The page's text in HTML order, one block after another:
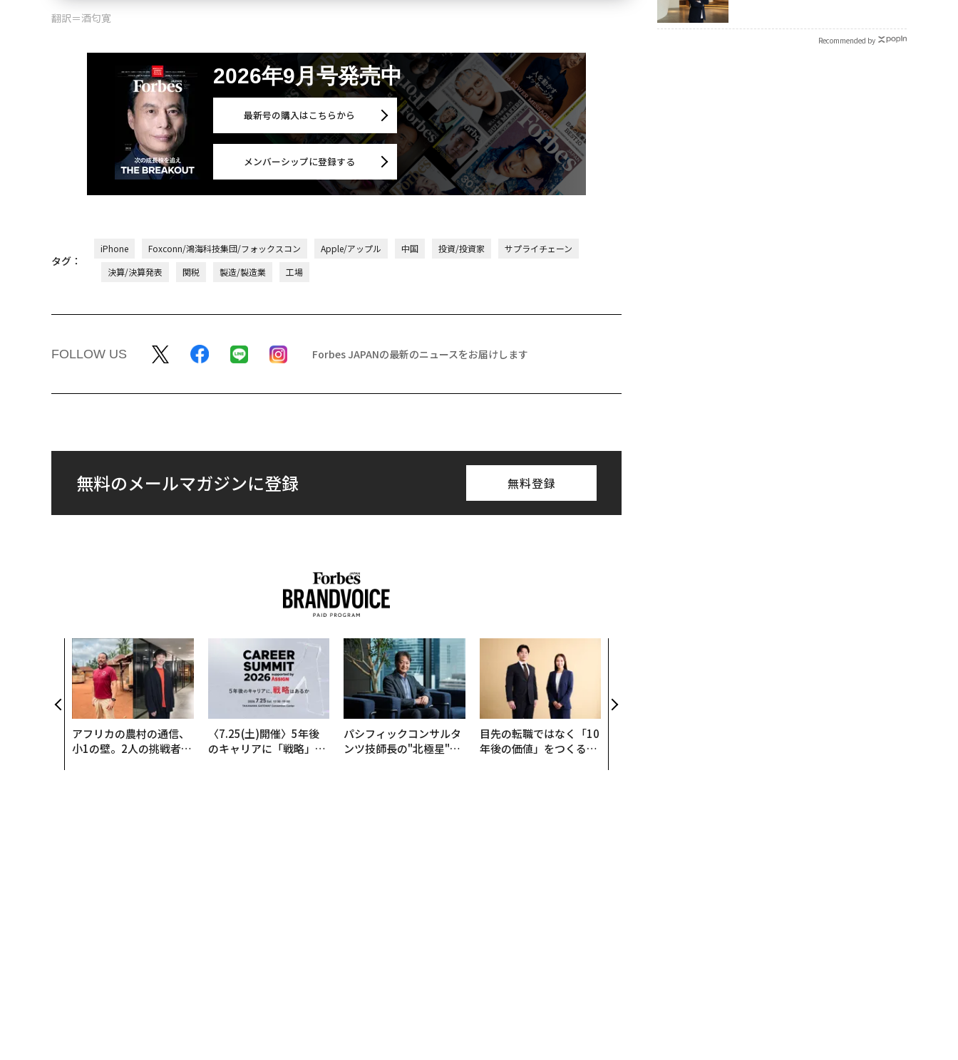
翻訳＝酒匂寛
2026年9月号発売中
最新号の購入はこちらから
メンバーシップに登録する
タグ：
iPhone Foxconn/鴻海科技集団/フォックスコン Apple/アップル 中国 投資/投資家
サプライチェーン
決算/決算発表
関税 製造/製造業 工場
FOLLOW US Forbes JAPANの最新のニュースをお届けします
無料のメールマガジンに登録 無料登録
アフリカの農村の通信、
小1の壁。2人の挑戦者が
〈7.25(土)開催〉5年後
のキャリアに「戦略」は
パシフィックコンサルタ
ンツ技師長の"北極星"。
目先の転職ではなく「10
年後の価値」をつくる─
×PwC】
Recommended by